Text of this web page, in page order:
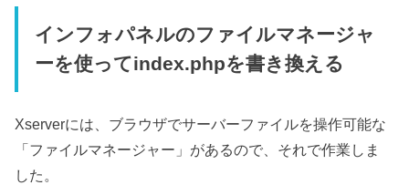
インフォパネルのファイルマネージャ
ーを使ってindex.phpを書き換える
Xserverには、ブラウザでサーバーファイルを操作可能な
「ファイルマネージャー」があるので、それで作業しま
した。